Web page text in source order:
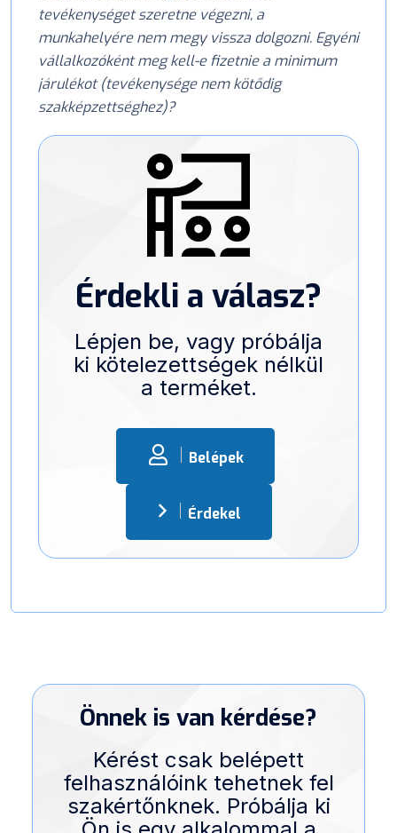
tevékenységet szeretne végezni, a
munkahelyére nem megy vissza dolgozni. Egyéni
vállalkozóként meg kell-e fizetnie a minimum
járulékot (tevékenysége nem kötődig
szakképzettséghez)?
Érdekli a válasz?
Lépjen be, vagy próbálja
ki kötelezettségek nélkül
a terméket.
Belépek
Érdekel
Önnek is van kérdése?
Kérést csak belépett
felhasználóink tehetnek fel
szakértőnknek. Próbálja ki